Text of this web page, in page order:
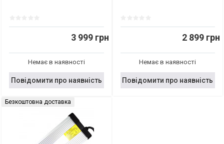
3 999 грн
Немає в наявності
Повідомити про наявність
2 899 грн
Немає в наявності
Повідомити про наявність
Безкоштовна доставка